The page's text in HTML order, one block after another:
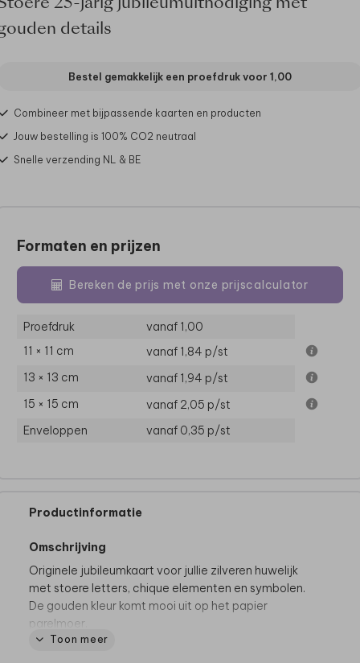
25-jarig jubileumuitnodiging met
details
Bestel gemakkelijk een proefdruk voor 1,00
Combineer met bijpassende kaarten en producten
Jouw bestelling is 100% CO2 neutraal
Snelle verzending NL & BE
Formaten en prijzen
Bereken de prijs met onze prijscalculator
Proefdruk
vanaf 1,00
11 × 11 cm
vanaf 1,84 p/st
13 × 13 cm
vanaf 1,94 p/st
15 × 15 cm
vanaf 2,05 p/st
Enveloppen
vanaf 0,35 p/st
Productinformatie
Omschrijving
Originele jubileumkaart voor jullie zilveren huwelijk
met stoere letters, chique elementen en symbolen.
De gouden kleur komt mooi uit op het papier
parelmoer.
Toon meer